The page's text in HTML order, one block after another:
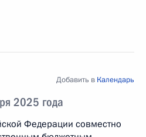
2025 года
Добавить в Календарь
Федерации совместно